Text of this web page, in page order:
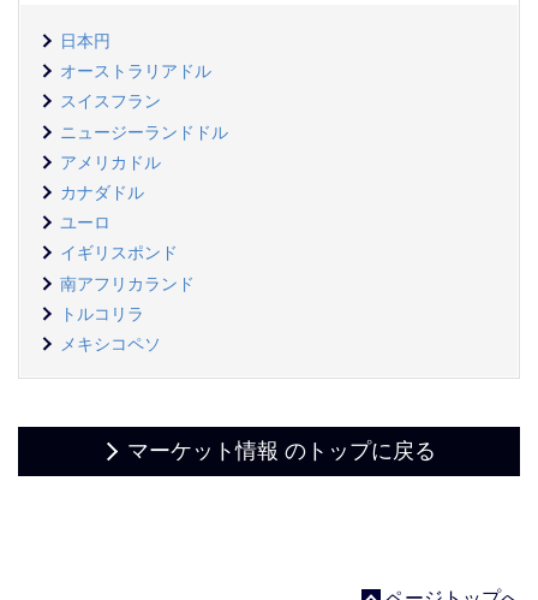
日本円
オーストラリアドル
スイスフラン
ニュージーランドドル
アメリカドル
カナダドル
ユーロ
イギリスポンド
南アフリカランド
トルコリラ
メキシコペソ
マーケット情報 のトップに戻る